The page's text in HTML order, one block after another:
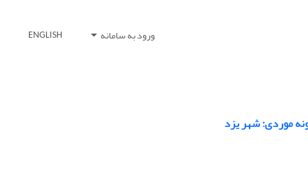
ورود به سامانه ENGLISH
موردی: شهر یزد